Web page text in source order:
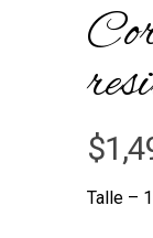
$
Talle –